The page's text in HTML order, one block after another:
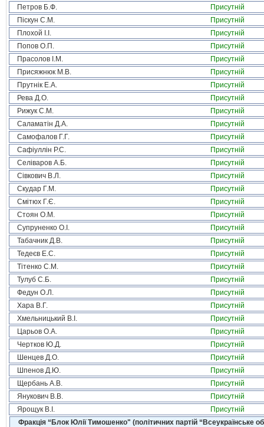
Петров Б.Ф.
Присутній
Піскун С.М.
Присутній
Плохой І.І.
Присутній
Попов О.П.
Присутній
Прасолов І.М.
Присутній
Присяжнюк М.В.
Присутній
Прутнік Е.А.
Присутній
Рева Д.О.
Присутній
Рижук С.М.
Присутній
Саламатін Д.А.
Присутній
Самофалов Г.Г.
Присутній
Сафіуллін Р.С.
Присутній
Селіваров А.Б.
Присутній
Сівкович В.Л.
Присутній
Скудар Г.М.
Присутній
Смітюх Г.Є.
Присутній
Стоян О.М.
Присутній
Супруненко О.І.
Присутній
Табачник Д.В.
Присутній
Тедеєв Е.С.
Присутній
Тітенко С.М.
Присутній
Тулуб С.Б.
Присутній
Федун О.Л.
Присутній
Хара В.Г.
Присутній
Хмельницький В.І.
Присутній
Царьов О.А.
Присутній
Чертков Ю.Д.
Присутній
Шенцев Д.О.
Присутній
Шпенов Д.Ю.
Присутній
Щербань А.В.
Присутній
Янукович В.В.
Присутній
Ярощук В.І.
Присутній
Фракція “Блок Юлії Тимошенко" (політичних партій “Всеукраїнське